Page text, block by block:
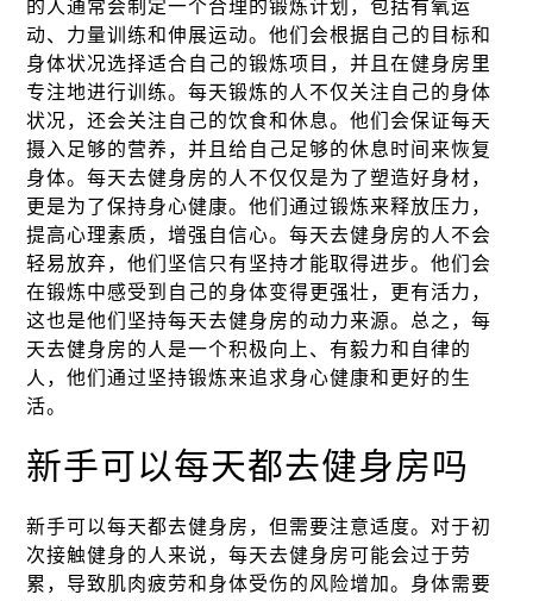
的人通常会制定一个合理的锻炼计划，包括有氧运
动、力量训练和伸展运动。他们会根据自己的目标和
身体状况选择适合自己的锻炼项目，并且在健身房里
专注地进行训练。每天锻炼的人不仅关注自己的身体
状况，还会关注自己的饮食和休息。他们会保证每天
摄入足够的营养，并且给自己足够的休息时间来恢复
身体。每天去健身房的人不仅仅是为了塑造好身材，
更是为了保持身心健康。他们通过锻炼来释放压力，
提高心理素质，增强自信心。每天去健身房的人不会
轻易放弃，他们坚信只有坚持才能取得进步。他们会
在锻炼中感受到自己的身体变得更强壮，更有活力，
这也是他们坚持每天去健身房的动力来源。总之，每
天去健身房的人是一个积极向上、有毅力和自律的
人，他们通过坚持锻炼来追求身心健康和更好的生
活。
新手可以每天都去健身房吗
新手可以每天都去健身房，但需要注意适度。对于初
次接触健身的人来说，每天去健身房可能会过于劳
累，导致肌肉疲劳和身体受伤的风险增加。身体需要